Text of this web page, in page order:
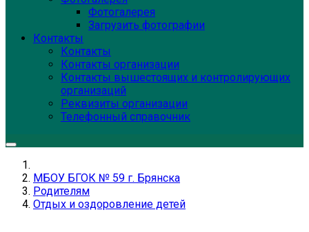
Фотогалерея
Загрузить фотографии
Контакты
Контакты
Контакты организации
Контакты вышестоящих и контролирующих
организаций
Реквизиты организации
Телефонный справочник
МБОУ БГОК № 59 г. Брянска
Родителям
Отдых и оздоровление детей